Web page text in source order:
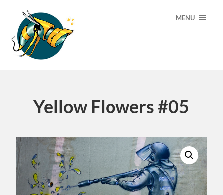
MENU
Yellow Flowers #05